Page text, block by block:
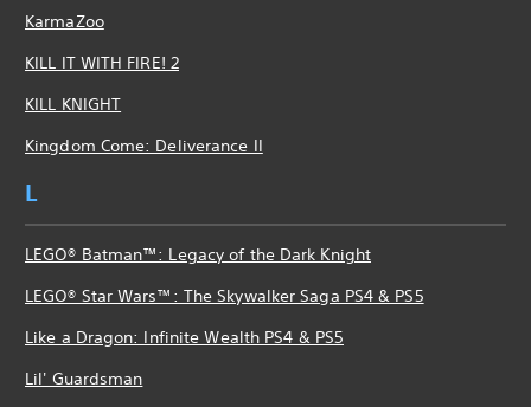
KarmaZoo
KILL IT WITH FIRE! 2
KILL KNIGHT
Kingdom Come: Deliverance II
L
LEGO® Batman™: Legacy of the Dark Knight
LEGO® Star Wars™: The Skywalker Saga PS4 & PS5
Like a Dragon: Infinite Wealth PS4 & PS5
Lil' Guardsman